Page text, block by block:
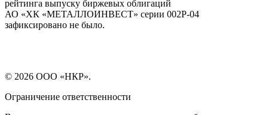
рейтинга выпуску биржевых облигаций
АО «ХК «МЕТАЛЛОИНВЕСТ» серии 002Р-04
зафиксировано не было.
© 2026 ООО «НКР».
Ограничение ответственности